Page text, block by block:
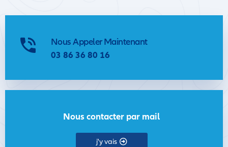
Nous Appeler Maintenant
03 86 36 80 16
Nous contacter par mail
j'y vais